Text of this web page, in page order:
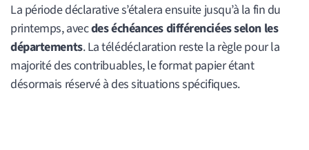
La période déclarative s’étalera ensuite jusqu’à la fin du
printemps, avecdes échéances différenciées selon les
départements. La télédéclaration reste la règle pour la
majorité des contribuables, le format papier étant
désormais réservé à des situations spécifiques.